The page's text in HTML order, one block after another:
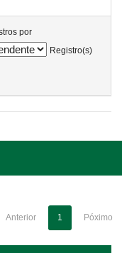
por
Registro(s)
Anterior 1 Póximo